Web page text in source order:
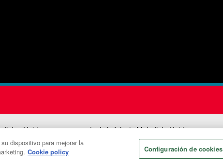
Unidas es una agencia de la Iglesia Metodista Unida
Metodistas Unidas. Reservados todos los derechos
dispositivo para mejorar la
Cookie policy Configuración de cookies